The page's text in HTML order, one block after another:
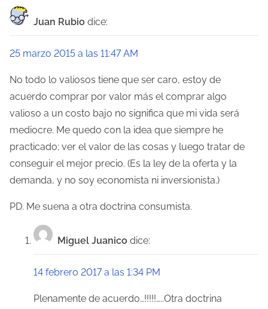
Juan Rubio dice:
25 marzo 2015 a las 11:47 AM
No todo lo valiosos tiene que ser caro, estoy de
acuerdo comprar por valor más el comprar algo
valioso a un costo bajo no significa que mi vida será
mediocre. Me quedo con la idea que siempre he
practicado; ver el valor de las cosas y luego tratar de
conseguir el mejor precio. (Es la ley de la oferta y la
demanda, y no soy economista ni inversionista.)
PD. Me suena a otra doctrina consumista.
Miguel Juanico dice:
14 febrero 2017 a las 1:34 PM
Plenamente de acuerdo…!!!!!…..Otra doctrina